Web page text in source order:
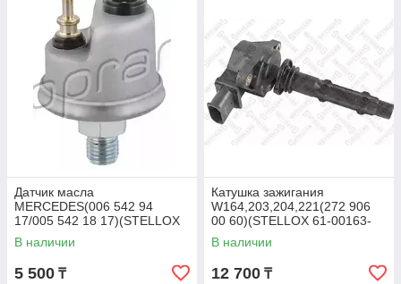
Датчик масла
MERCEDES(006 542 94
17/005 542 18 17)(STELLOX
06-08018-SX)
В наличии
5 500 ₸
Катушка зажигания
W164,203,204,221(272 906
00 60)(STELLOX 61-00163-
SX)
В наличии
12 700 ₸